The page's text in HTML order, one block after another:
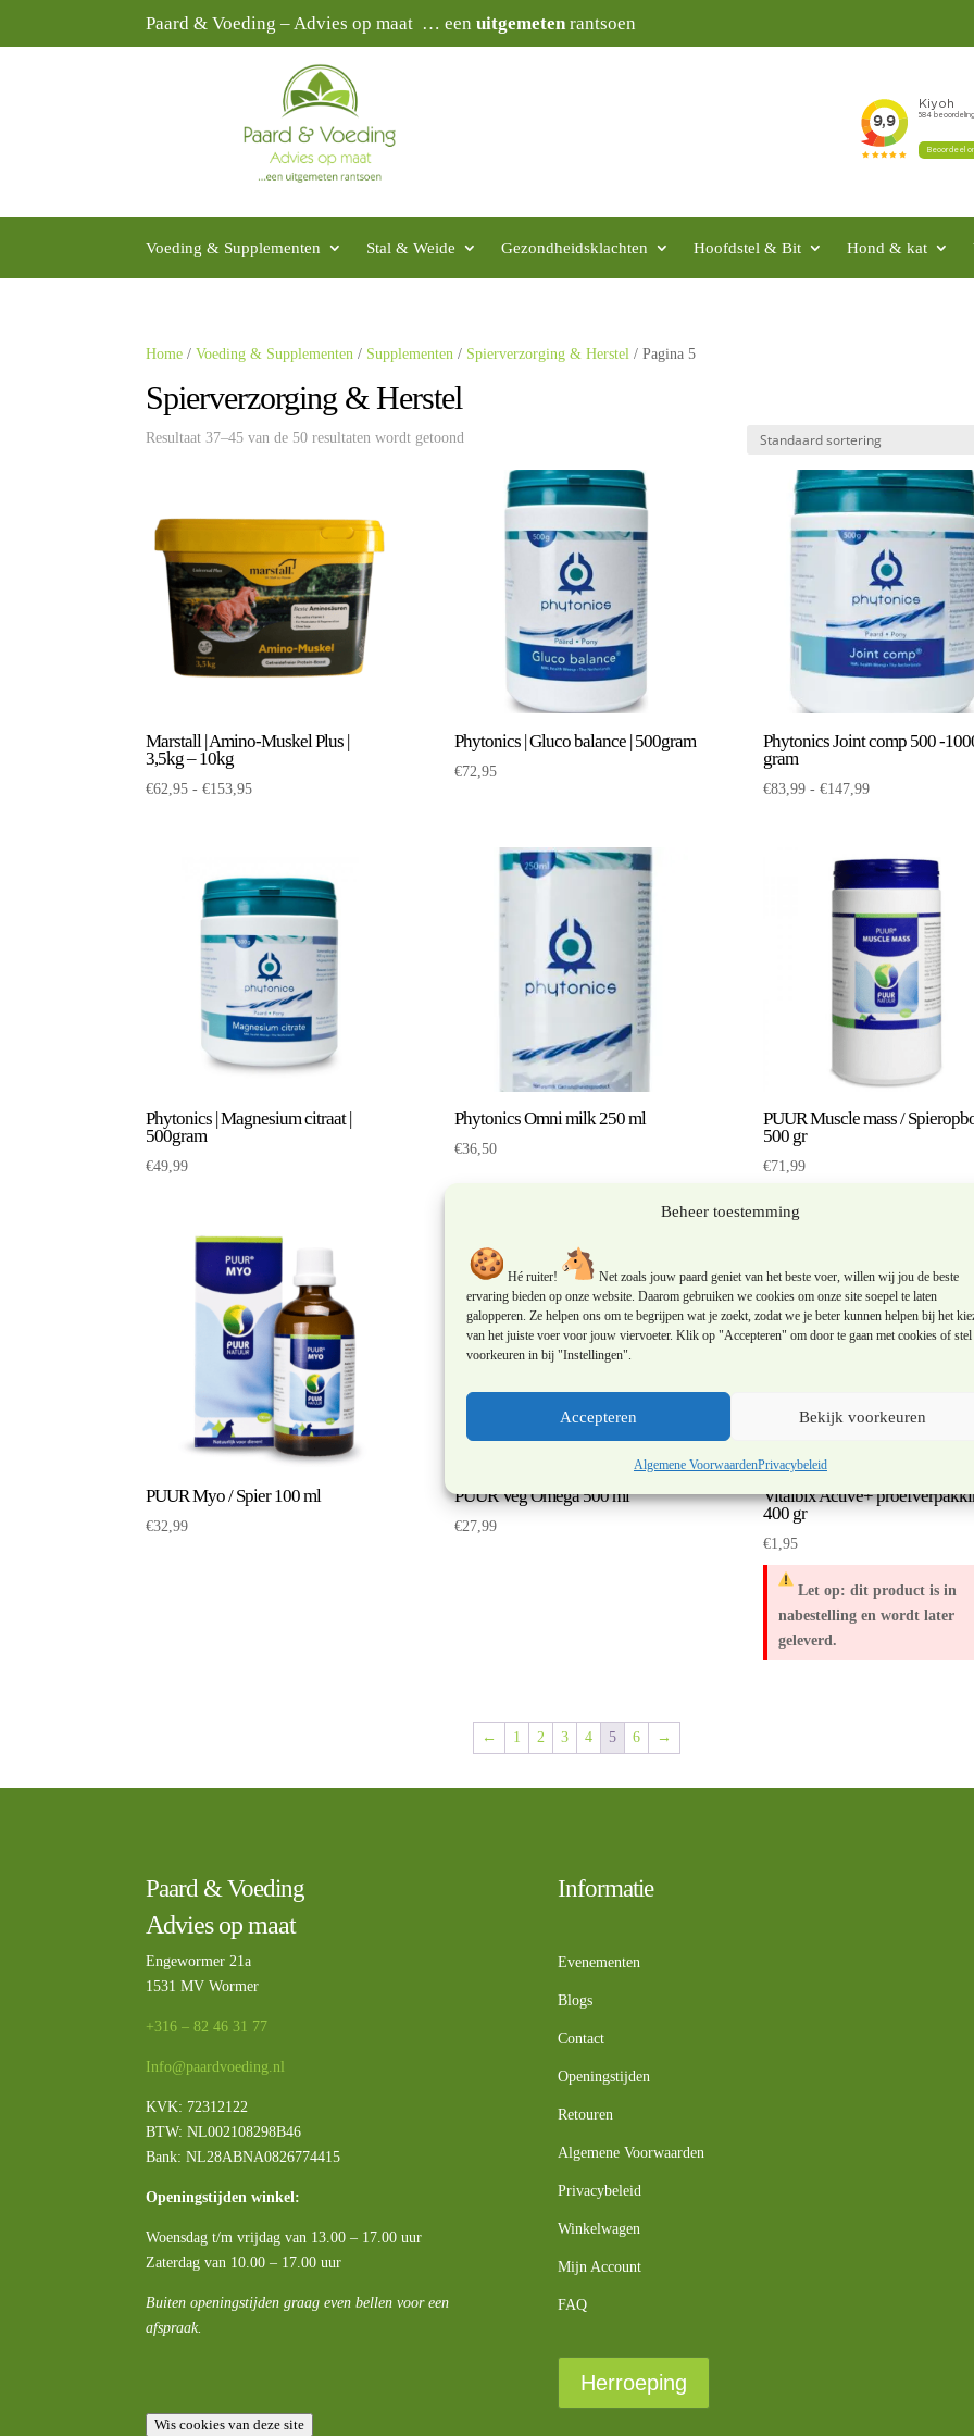
Beheer toestemming
Hé ruiter!
Net zoals jouw paard geniet van het beste voer, willen wij jou de beste
ervaring bieden op onze website. Daarom gebruiken we cookies om onze site soepel te laten
galopperen. Ze helpen ons om te begrijpen wat je zoekt, zodat we je beter kunnen helpen bij het
van het juiste voer voor jouw viervoeter. Klik op "Accepteren" om door te gaan met cookies of stel
voorkeuren in bij "Instellingen".
Accepteren Bekijk voorkeuren
Algemene VoorwaardenPrivacybeleid
Paard & Voeding – Advies op maat … eenuitgemetenrantsoen
Voeding & Supplementen Stal & Weide Gezondheidsklachten Hoofdstel & Bit Hond & kat
Home /Voeding & Supplementen / Supplementen / Spierverzorging & Herstel / Pagina 5
Spierverzorging & Herstel
Resultaat 37–45 van de 50 resultaten wordt getoond
Marstall | Amino-Muskel Plus |
3,5kg – 10kg
€62,95 - €153,95Prijsklasse:
Phytonics | Gluco balance | 500gram
€72,95
Phytonics Joint comp 500 -
gram
€83,99 - €147,99Prijsklasse:
€147,99
Phytonics | Magnesium citraat |
500gram
€49,99
Phytonics Omni milk 250 ml
€36,50
PUUR Muscle mass /
500 gr
€71,99
PUUR Myo / Spier 100 ml
€32,99
PUUR Veg Omega 500 ml
€27,99
Vitalbix Active+
400 gr
€1,95
Let op: dit product is in
nabestelling en wordt later
geleverd.
← 1 2 3 4 5 6 →
Paard & Voeding
Advies op maat
Engewormer 21a
1531 MV Wormer
+316 – 82 46 31 77
Info@paardvoeding.nl
KVK: 72312122
BTW:NL002108298B46
Bank: NL28ABNA0826774415
Openingstijden winkel:
Woensdag t/m vrijdag van 13.00 – 17.00 uur
Zaterdag van 10.00 – 17.00 uur
Buiten openingstijden graag even bellen voor een
afspraak.
Wis cookies van deze site
Informatie
Evenementen
Blogs
Contact
Openingstijden
Retouren
Algemene Voorwaarden
Privacybeleid
Winkelwagen
Mijn Account
FAQ
Herroeping